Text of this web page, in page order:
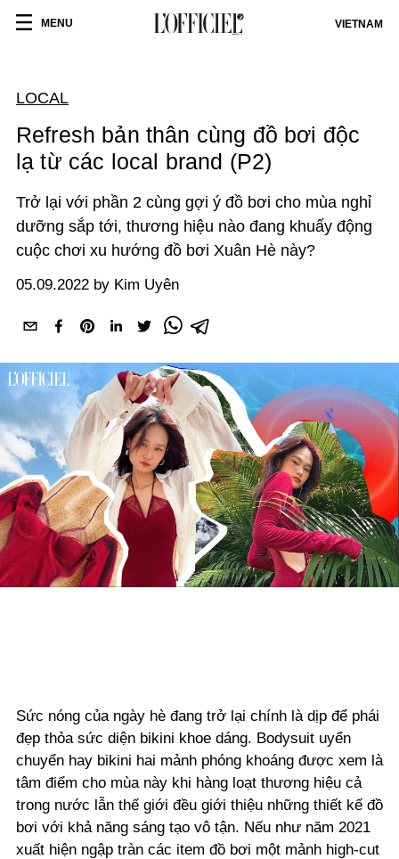
MENU VIETNAM
LOCAL
Refresh bản thân cùng đồ bơi độc
lạ từ các local brand (P2)
Trở lại với phần 2 cùng gợi ý đồ bơi cho mùa nghỉ
dưỡng sắp tới, thương hiệu nào đang khuấy động
cuộc chơi xu hướng đồ bơi Xuân Hè này?
05.09.2022 by Kim Uyên
Sức nóng của ngày hè đang trở lại chính là dịp để phái
đẹp thỏa sức diện bikini khoe dáng. Bodysuit uyển
chuyển hay bikini hai mảnh phóng khoáng được xem là
tâm điểm cho mùa này khi hàng loạt thương hiệu cả
trong nước lẫn thế giới đều giới thiệu những thiết kế đồ
bơi với khả năng sáng tạo vô tận. Nếu như năm 2021
xuất hiện ngập tràn các item đồ bơi một mảnh high-cut